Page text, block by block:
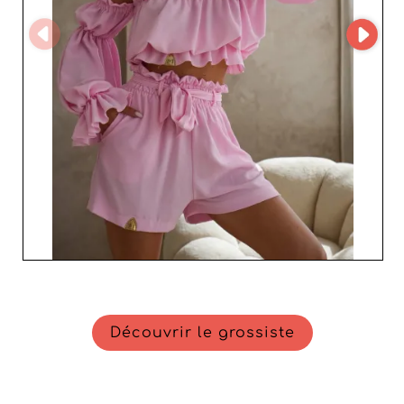
standards modernes de la mode. Choisir Amitie Butik,
c’est miser sur un partenaire professionnel, réactif et
passionné, capable d’accompagner les revendeurs dans
leur croissance. En intégrant ses produits à votre
catalogue, vous renforcez votre image de marque tout
en séduisant une clientèle à la recherche de pièces
élégantes et durables.
Découvrir le grossiste